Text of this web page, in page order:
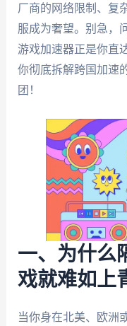
厂商的网络限制、复
服成为奢望。别急，
游戏加速器正是你直
你彻底拆解跨国加速
团！
一、为什么
戏就难如上
当你身在北美、欧洲